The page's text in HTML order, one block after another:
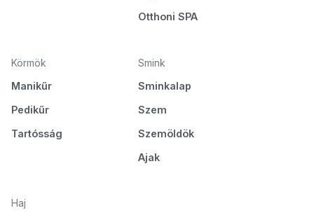
Otthoni SPA
Körmök
Manikűr
Pedikűr
Tartósság
Smink
Sminkalap
Szem
Szemöldök
Ajak
Haj